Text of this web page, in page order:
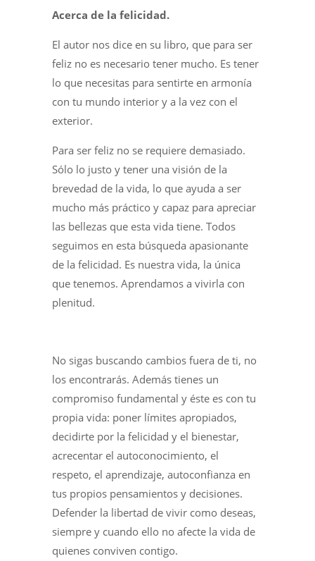
Acerca de la felicidad.
El autor nos dice en su libro, que para ser
feliz no es necesario tener mucho. Es tener
lo que necesitas para sentirte en armonía
con tu mundo interior y a la vez con el
exterior.
Para ser feliz no se requiere demasiado.
Sólo lo justo y tener una visión de la
brevedad de la vida, lo que ayuda a ser
mucho más práctico y capaz para apreciar
las bellezas que esta vida tiene. Todos
seguimos en esta búsqueda apasionante
de la felicidad. Es nuestra vida, la única
que tenemos. Aprendamos a vivirla con
plenitud.
No sigas buscando cambios fuera de ti, no
los encontrarás. Además tienes un
compromiso fundamental y éste es con tu
propia vida: poner límites apropiados,
decidirte por la felicidad y el bienestar,
acrecentar el autoconocimiento, el
respeto, el aprendizaje, autoconfianza en
tus propios pensamientos y decisiones.
Defender la libertad de vivir como deseas,
siempre y cuando ello no afecte la vida de
quienes conviven contigo.